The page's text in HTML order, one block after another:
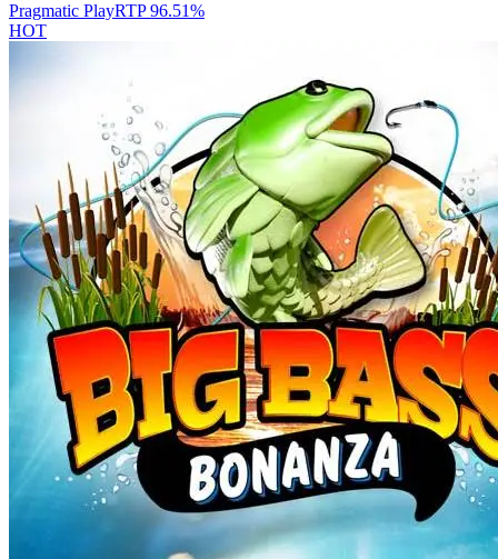
Pragmatic PlayRTP96.51%
HOT